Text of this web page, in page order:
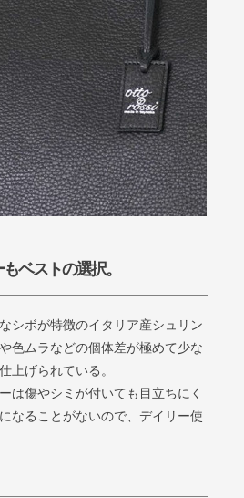
ベストの選択。
シボが特徴のイタリア産シュリン
色ムラなどの個体差が極めて少な
上げられている。
は傷やシミが付いても目立ちにく
なることがないので、デイリー使